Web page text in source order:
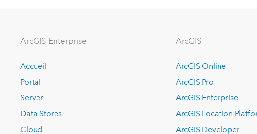
ArcGIS Enterprise
Accueil
Portal
Server
Data Stores
Cloud
ArcGIS
ArcGIS Online
ArcGIS Pro
ArcGIS Enterprise
ArcGIS Location
ArcGIS Developer